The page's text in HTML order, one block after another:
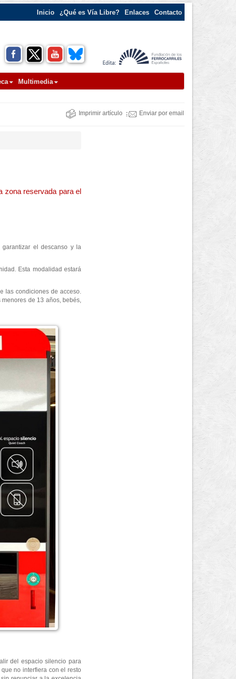
Inicio ¿Qué es Vía Libre? Enlaces Contacto
Multimedia
Imprimir artículo Enviar por email
zona reservada para el
el descanso y la
Esta modalidad estará
las condiciones de acceso.
de 13 años, bebés,
del espacio silencio para
no interfiera con el resto